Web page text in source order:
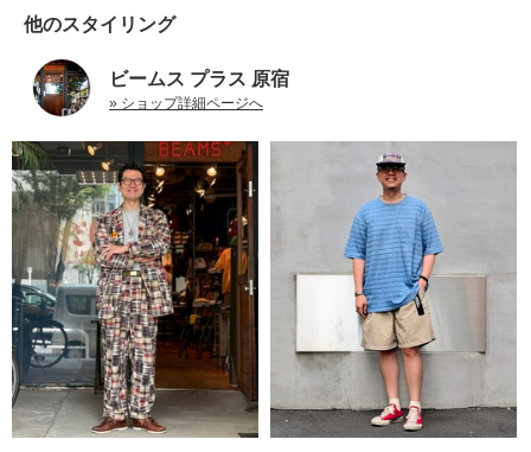
他のスタイリング
ビームス プラス 原宿
» ショップ詳細ページへ